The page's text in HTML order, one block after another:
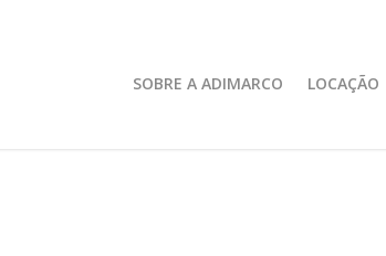
SOBRE A ADIMARCO LOCAÇÃO